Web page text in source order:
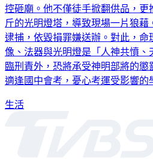
控砸廟。他不僅徒手掀翻供品，更
斤的光明燈塔，導致現場一片狼藉
逮捕，依毀損罪嫌送辦。對此，命
像、法器與光明燈是「人神共憤、
臨刑責外，恐將承受神明部將的
適逢國中會考，憂心考運受影響的
生活